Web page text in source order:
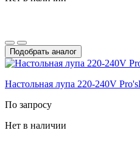
Подобрать аналог
Настольная лупа 220-240V
По запросу
Нет в наличии